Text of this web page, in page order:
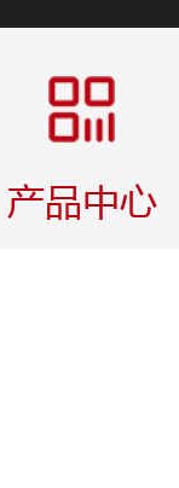
产品中心